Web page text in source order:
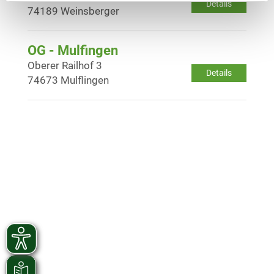
Details
74189 Weinsberger
OG - Mulfingen
Details
Oberer Railhof 3
74673 Mulflingen